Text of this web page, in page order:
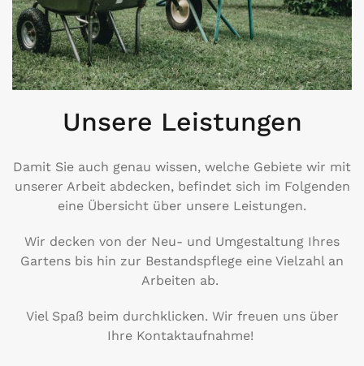
Unsere Leistungen
Damit Sie auch genau wissen, welche Gebiete wir mit
unserer Arbeit abdecken, befindet sich im Folgenden
eine Übersicht über unsere Leistungen.
Wir decken von der Neu- und Umgestaltung Ihres
Gartens bis hin zur Bestandspflege eine Vielzahl an
Arbeiten ab.
Viel Spaß beim durchklicken. Wir freuen uns über
Ihre Kontaktaufnahme!